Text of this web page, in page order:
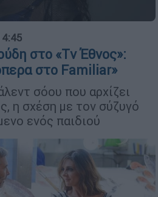
στο «Τv Έθνος»:
στο Familiar»
σόου που αρχίζει
η σχέση με τον σύζυγό
ενός παιδιού